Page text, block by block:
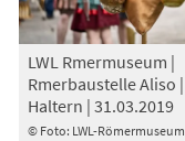
© Foto: LWL-Römermuseum
LWL Rmermuseum |
Rmerbaustelle Aliso |
Haltern | 31.03.2019